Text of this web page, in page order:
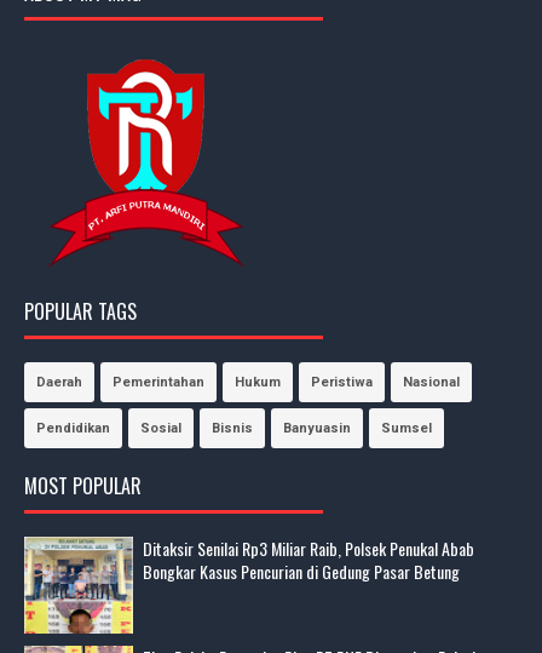
POPULAR TAGS
Daerah Pemerintahan Hukum Peristiwa Nasional
Pendidikan Sosial Bisnis Banyuasin Sumsel
MOST POPULAR
Ditaksir Senilai Rp3 Miliar Raib, Polsek Penukal Abab
Bongkar Kasus Pencurian di Gedung Pasar Betung